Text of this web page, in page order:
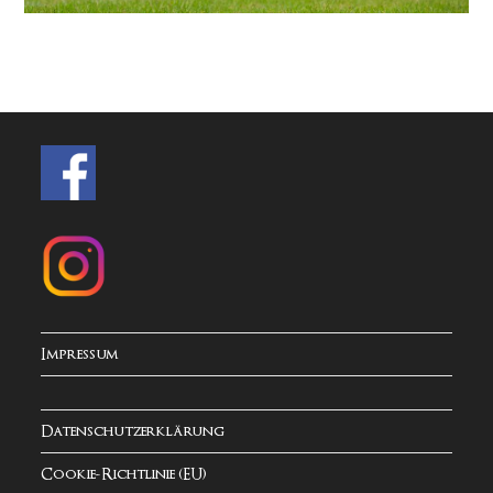
Impressum
Datenschutzerklärung
Cookie-Richtlinie (EU)